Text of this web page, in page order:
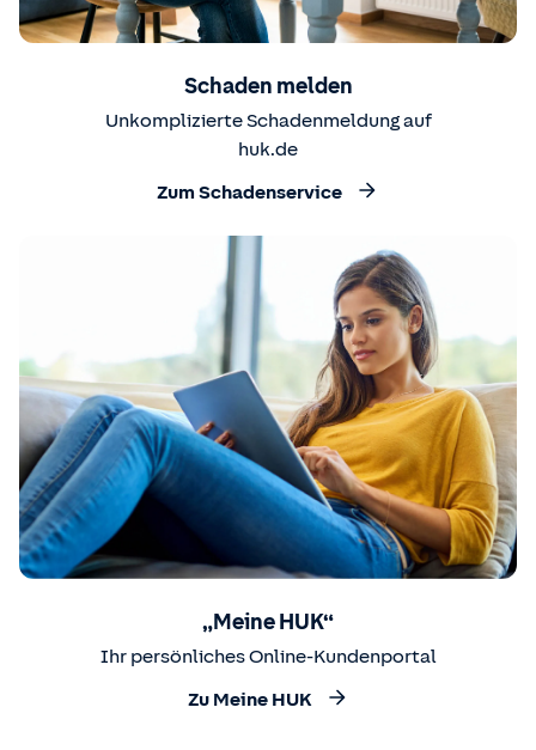
Schaden melden
Unkomplizierte Schadenmeldung auf
huk.de
Zum Schadenservice
„Meine HUK“
Ihr persönliches Online-Kundenportal
Zu Meine HUK